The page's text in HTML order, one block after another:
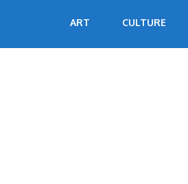
Echoart
Voyagez au cœur de l'art
ART CULTURE